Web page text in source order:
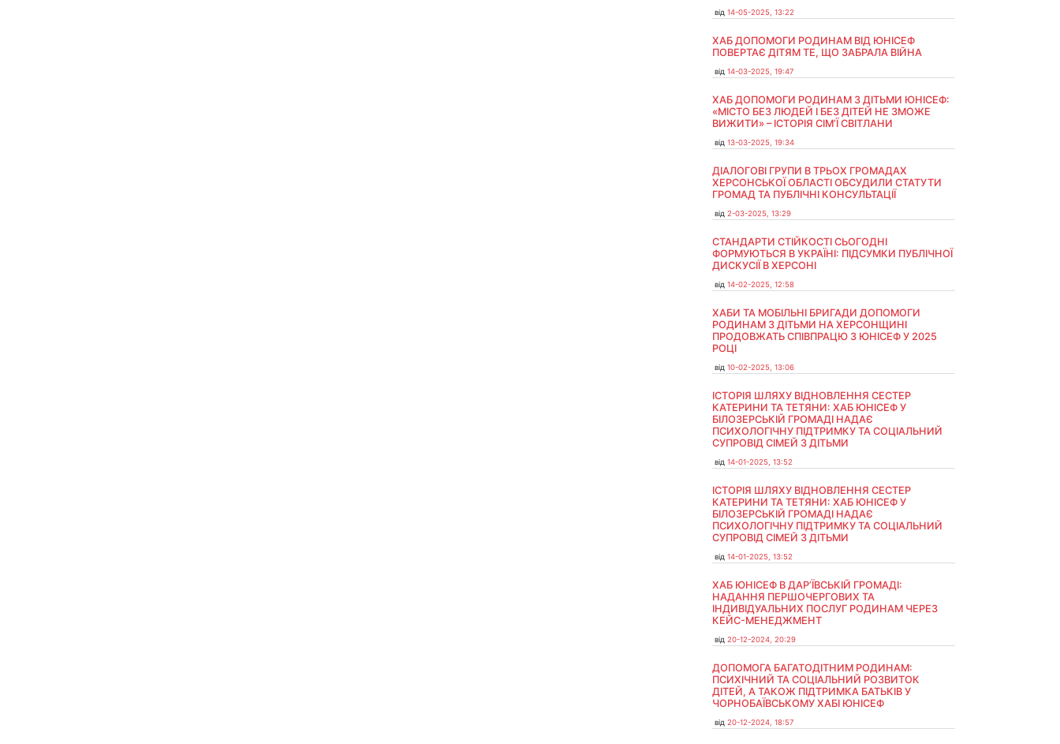
від 14-05-2025, 13:22
ХАБ ДОПОМОГИ РОДИНАМ ВІД ЮНІСЕФ
ПОВЕРТАЄ ДІТЯМ ТЕ, ЩО ЗАБРАЛА ВІЙНА
від 14-03-2025, 19:47
ХАБ ДОПОМОГИ РОДИНАМ З ДІТЬМИ ЮНІСЕФ:
«МІСТО БЕЗ ЛЮДЕЙ І БЕЗ ДІТЕЙ НЕ ЗМОЖЕ
ВИЖИТИ» – ІСТОРІЯ СІМʼЇ СВІТЛАНИ
від 13-03-2025, 19:34
ДІАЛОГОВІ ГРУПИ В ТРЬОХ ГРОМАДАХ
ХЕРСОНСЬКОЇ ОБЛАСТІ ОБСУДИЛИ СТАТУТИ
ГРОМАД ТА ПУБЛІЧНІ КОНСУЛЬТАЦІЇ
від 2-03-2025, 13:29
СТАНДАРТИ СТІЙКОСТІ СЬОГОДНІ
ФОРМУЮТЬСЯ В УКРАЇНІ: ПІДСУМКИ ПУБЛІЧНОЇ
ДИСКУСІЇ В ХЕРСОНІ
від 14-02-2025, 12:58
ХАБИ ТА МОБІЛЬНІ БРИГАДИ ДОПОМОГИ
РОДИНАМ З ДІТЬМИ НА ХЕРСОНЩИНІ
ПРОДОВЖАТЬ СПІВПРАЦЮ З ЮНІСЕФ У 2025
РОЦІ
від 10-02-2025, 13:06
ІСТОРІЯ ШЛЯХУ ВІДНОВЛЕННЯ СЕСТЕР
КАТЕРИНИ ТА ТЕТЯНИ: ХАБ ЮНІСЕФ У
БІЛОЗЕРСЬКІЙ ГРОМАДІ НАДАЄ
ПСИХОЛОГІЧНУ ПІДТРИМКУ ТА СОЦІАЛЬНИЙ
СУПРОВІД СІМЕЙ З ДІТЬМИ
від 14-01-2025, 13:52
ІСТОРІЯ ШЛЯХУ ВІДНОВЛЕННЯ СЕСТЕР
КАТЕРИНИ ТА ТЕТЯНИ: ХАБ ЮНІСЕФ У
БІЛОЗЕРСЬКІЙ ГРОМАДІ НАДАЄ
ПСИХОЛОГІЧНУ ПІДТРИМКУ ТА СОЦІАЛЬНИЙ
СУПРОВІД СІМЕЙ З ДІТЬМИ
від 14-01-2025, 13:52
ХАБ ЮНІСЕФ В ДАР’ЇВСЬКІЙ ГРОМАДІ:
НАДАННЯ ПЕРШОЧЕРГОВИХ ТА
ІНДИВІДУАЛЬНИХ ПОСЛУГ РОДИНАМ ЧЕРЕЗ
КЕЙС-МЕНЕДЖМЕНТ
від 20-12-2024, 20:29
ДОПОМОГА БАГАТОДІТНИМ РОДИНАМ:
ПСИХІЧНИЙ ТА СОЦІАЛЬНИЙ РОЗВИТОК
ДІТЕЙ, А ТАКОЖ ПІДТРИМКА БАТЬКІВ У
ЧОРНОБАЇВСЬКОМУ ХАБІ ЮНІСЕФ
від 20-12-2024, 18:57